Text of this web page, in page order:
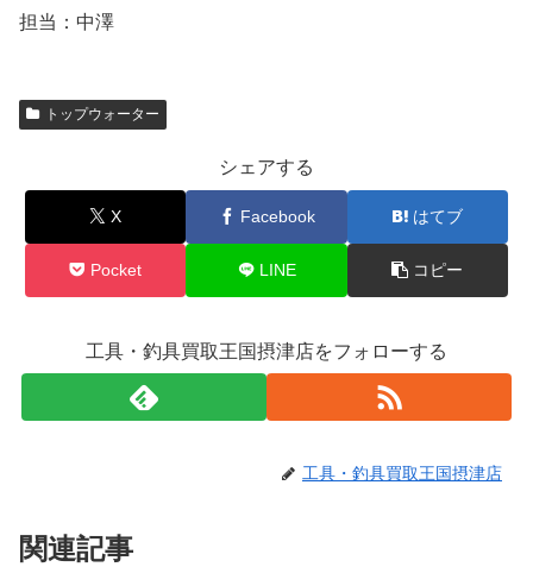
担当：中澤
トップウォーター
シェアする
X Facebook はてブ
Pocket LINE コピー
工具・釣具買取王国摂津店をフォローする
工具・釣具買取王国摂津店
関連記事